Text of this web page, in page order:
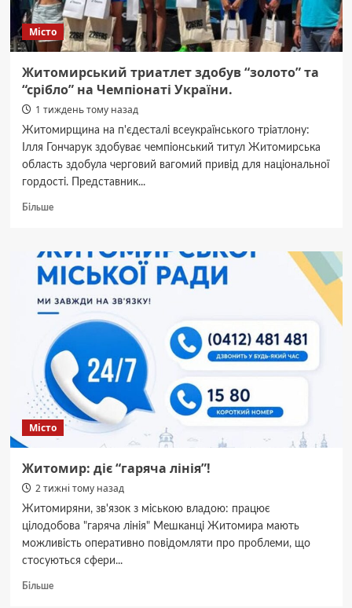
та
травми
чотирьох
Місто
Житомирський триатлет здобув “золото” та
“срібло” на Чемпіонаті України.
1 тиждень тому назад
Житомирщина на п'єдесталі всеукраїнського тріатлону:
Ілля Гончарук здобуває чемпіонський титул Житомирська
область здобула черговий вагомий привід для національної
гордості. Представник...
БільшеДокладніше
триатлет
здобув
“золото”
“срібло”
Чемпіонаті
України.
Місто
Житомир: діє “гаряча лінія”!
2 тижні тому назад
Житомиряни, зв'язок з міською владою: працює
цілодобова "гаряча лінія" Мешканці Житомира мають
можливість оперативно повідомляти про проблеми, що
стосуються сфери...
БільшеДокладніше